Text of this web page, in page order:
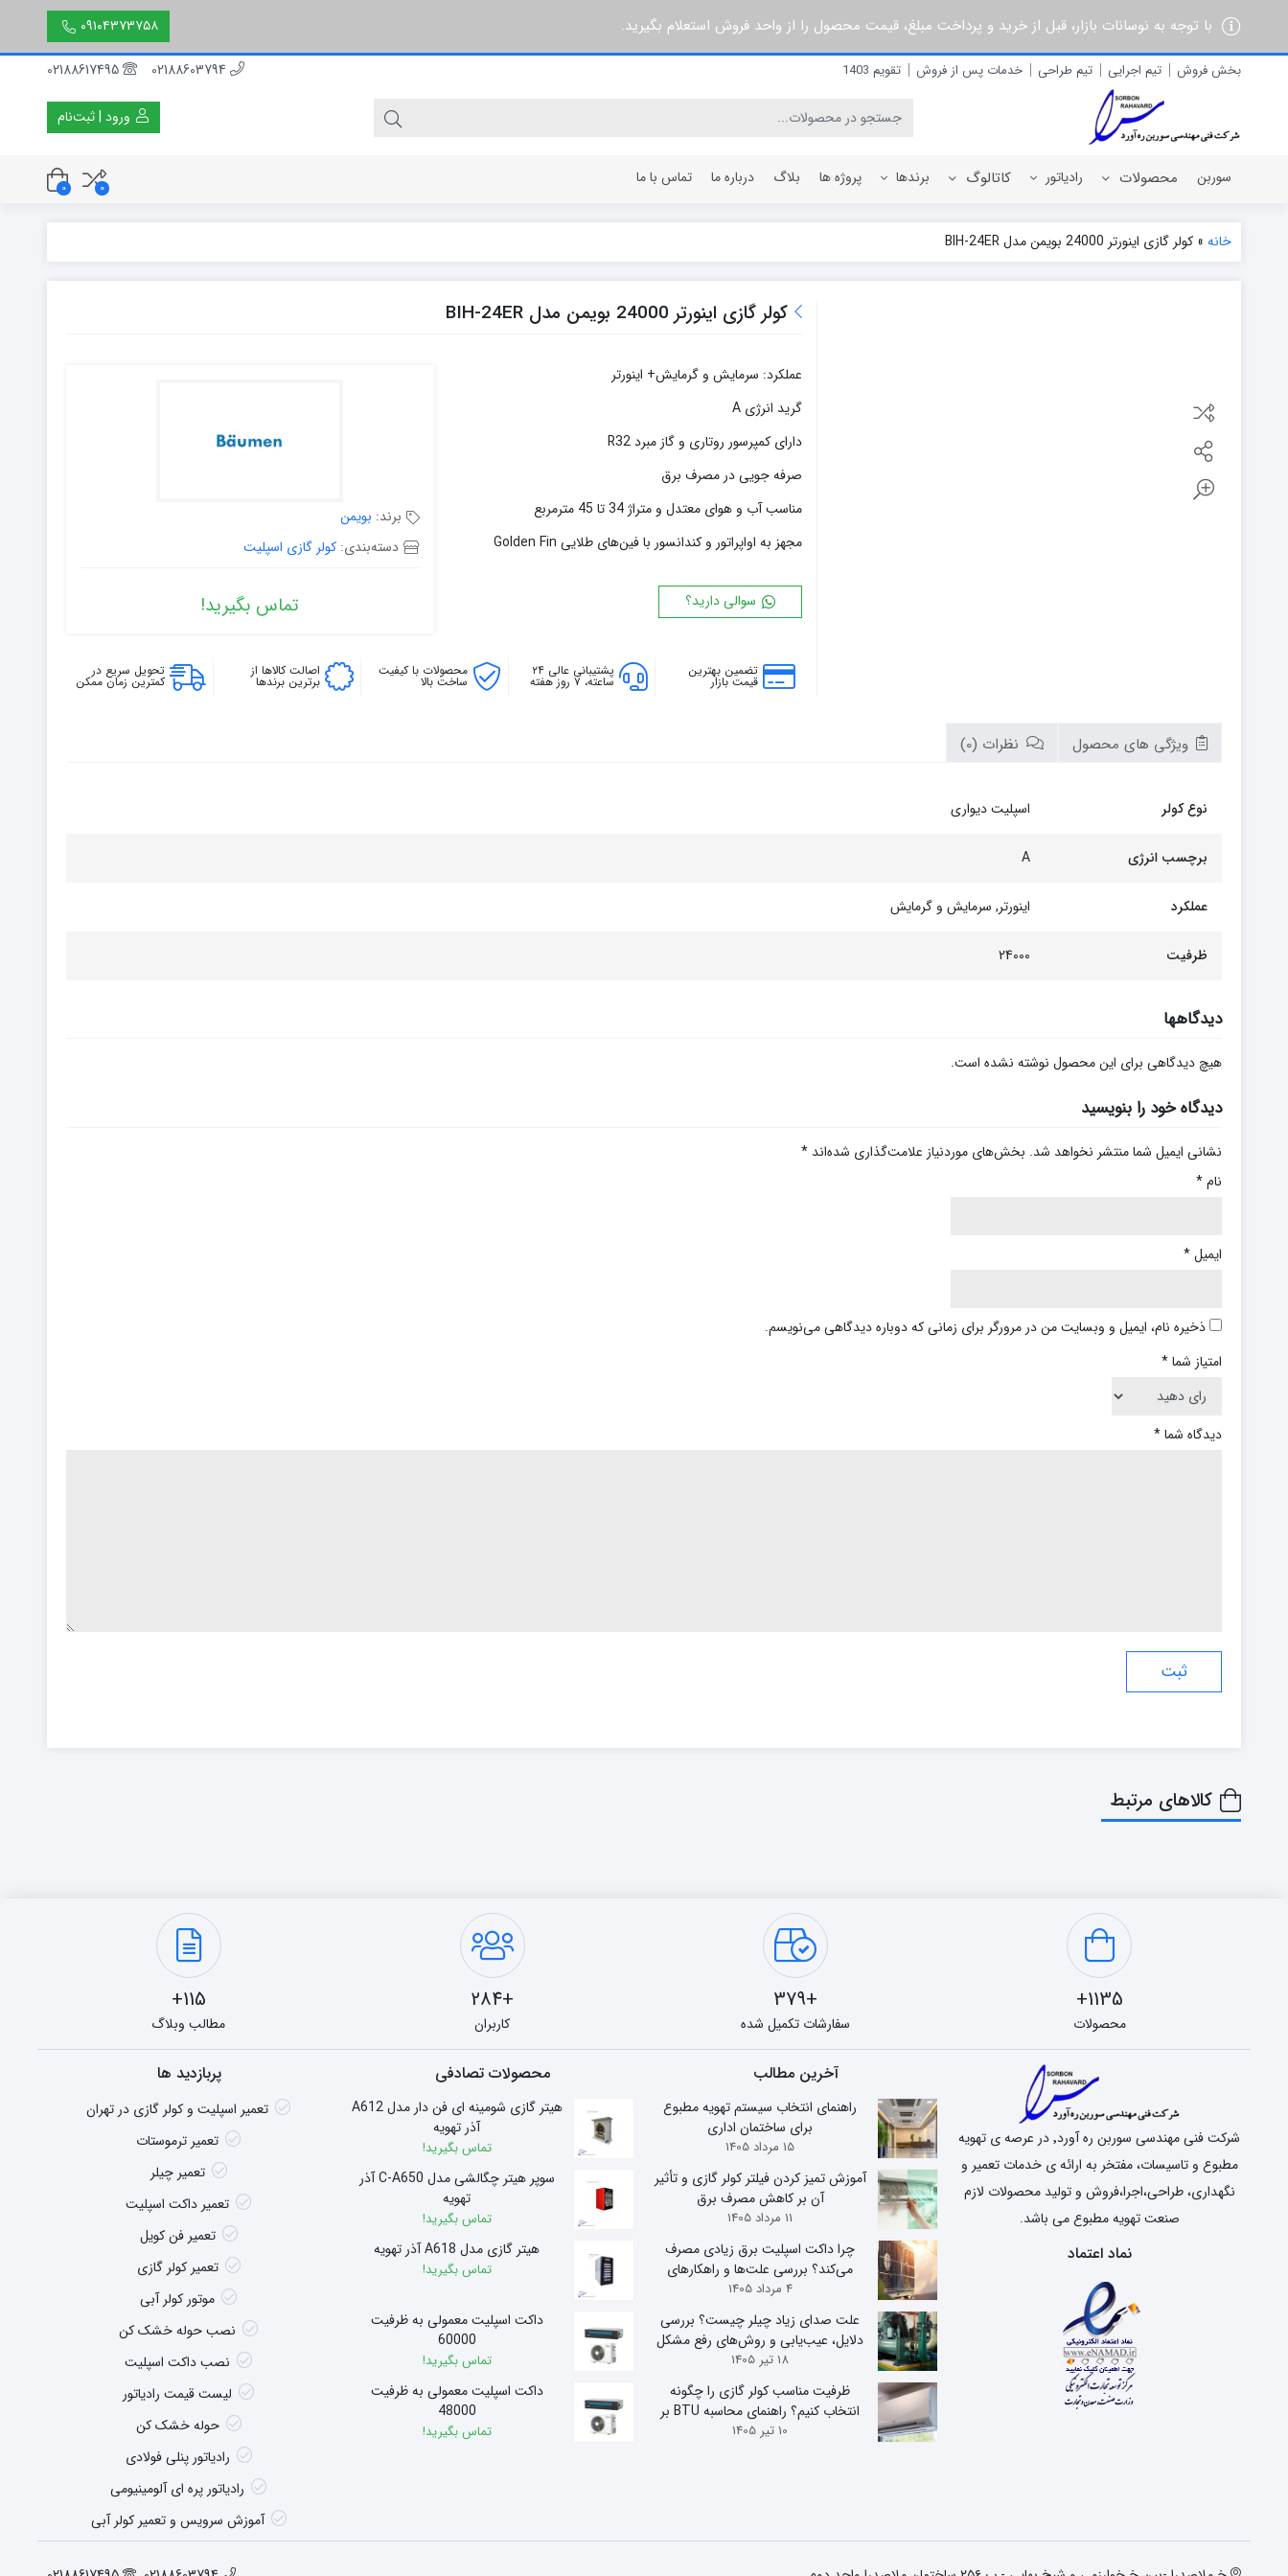
با توجه به نوسانات بازار، قبل از خرید و پرداخت مبلغ، قیمت محصول را از واحد فروش استعلام بگیرید. ۰۹۱۰۴۳۷۳۷۵۸
بخش فروش تیم اجرایی تیم طراحی خدمات پس از فروش تقویم 1403 02188617495
ورود | ثبت‌نام
سوربن محصولات رادیاتور
۵ پره
۷ پره
۱۰ پره
۱۲ پره
۱۸ پره
۲۰ پره
۶۴ سانتی متر
کاتالوگ برندها پروژه ها بلاگ درباره ما تماس با ما 0
0
خانه» کولر گازی اینورتر 24000 بویمن مدل BIH-24ER
کولر گازی اینورتر 24000 بویمن مدل BIH-24ER
عملکرد: سرمایش و گرمایش+ اینورتر
گرید انرژی A
دارای کمپرسور روتاری و گاز مبرد R32
صرفه جویی در مصرف برق
مناسب آب و هوای معتدل و متراژ 34 تا 45 مترمربع
مجهز به اواپراتور و کندانسور با فین‌های طلایی Golden Fin
سوالی دارید؟
برند: بویمن
دسته‌بندی:کولر گازی اسپلیت
تماس بگیرید!
تضمین بهترین
قیمت بازار
پشتیبانی عالی ۲۴
ساعته، ۷ روز هفته
محصولات با کیفیت
ساخت بالا
اصالت کالاها از
برترین برندها
تحویل سریع در
کمترین زمان ممکن
ویژگی های محصول نظرات (0)
نوع کولر اسپلیت دیواری
برچسب انرژی A
عملکرد اینورتر, سرمایش و گرمایش
ظرفیت 24000
دیدگاهها
هیچ دیدگاهی برای این محصول نوشته نشده است.
دیدگاه خود را بنویسید
نشانی ایمیل شما منتشر نخواهد شد. بخش‌های موردنیاز علامت‌گذاری شده‌اند *
نام*
ایمیل*
ذخیره نام، ایمیل و وبسایت من در مرورگر برای زمانی که دوباره دیدگاهی می‌نویسم.
امتیاز شما*
دیدگاه شما*
کالاهای مرتبط
1135+
محصولات
+379
سفارشات تکمیل شده
+284
کاربران
115+
مطالب وبلاگ
شرکت فنی مهندسی سوربن ره آورد٬ در عرصه ی تهویه
مطبوع و تاسیسات، مفتخر به ارائه ی خدمات تعمیر و
نگهداری، طراحی،اجرا،فروش و تولید محصولات لازم
صنعت تهویه مطبوع می باشد.
نماد اعتماد
آخرین مطالب
راهنمای انتخاب سیستم تهویه مطبوع
برای ساختمان اداری
15 مرداد 1405
آموزش تمیز کردن فیلتر کولر گازی و تأثیر
آن بر کاهش مصرف برق
11 مرداد 1405
چرا داکت اسپلیت برق زیادی مصرف
می‌کند؟ بررسی علت‌ها و راهکارهای
کاهش مصرف
4 مرداد 1405
علت صدای زیاد چیلر چیست؟ بررسی
دلایل، عیب‌یابی و روش‌های رفع مشکل
18 تیر 1405
ظرفیت مناسب کولر گازی را چگونه
انتخاب کنیم؟ راهنمای محاسبه BTU بر
اساس متراژ
10 تیر 1405
محصولات تصادفی
هیتر گازی شومینه ای فن دار مدل A612
آذر تهویه
تماس بگیرید!
سوپر هیتر چگالشی مدل C-A650 آذر
تهویه
تماس بگیرید!
هیتر گازی مدل A618 آذر تهویه
تماس بگیرید!
داکت اسپلیت معمولی به ظرفیت
60000
تماس بگیرید!
داکت اسپلیت معمولی به ظرفیت
48000
تماس بگیرید!
پربازدید ها
تعمیر اسپلیت و کولر گازی در تهران
تعمیر ترموستات
تعمیر چیلر
تعمیر داکت اسپلیت
تعمیر فن کویل
تعمیر کولر گازی
موتور کولر آبی
نصب حوله خشک کن
نصب داکت اسپلیت
لیست قیمت رادیاتور
حوله خشک کن
رادیاتور پنلی فولادی
رادیاتور پره ای آلومینیومی
آموزش سرویس و تعمیر کولر آبی